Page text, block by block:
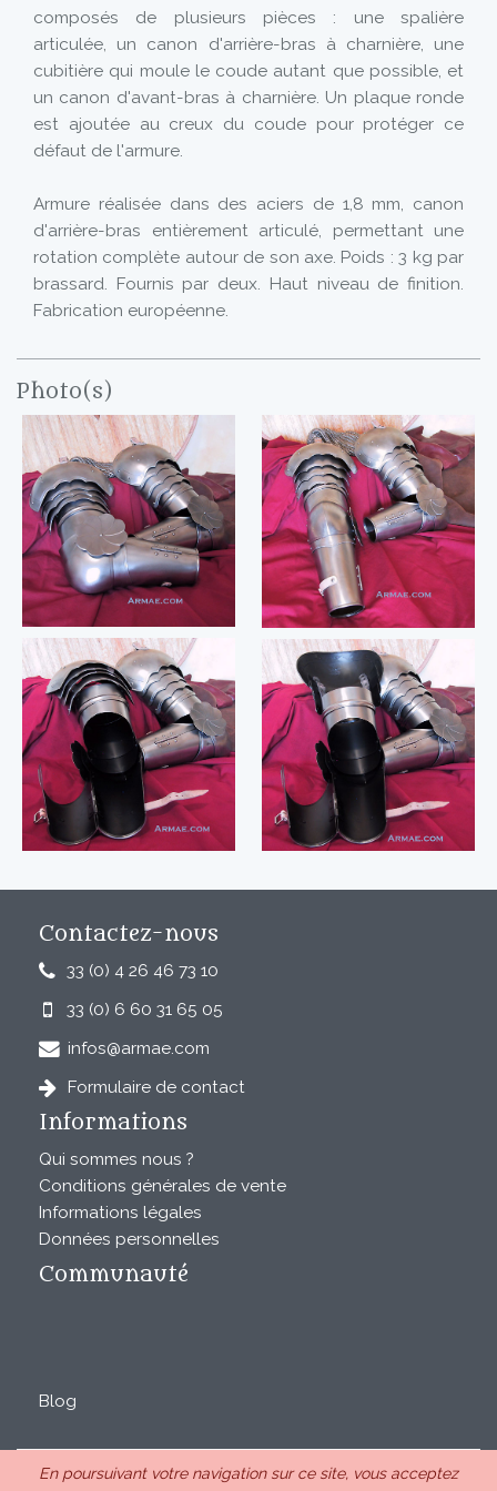
composés de plusieurs pièces : une spalière
articulée, un canon d'arrière-bras à charnière, une
cubitière qui moule le coude autant que possible, et
un canon d'avant-bras à charnière. Un plaque ronde
est ajoutée au creux du coude pour protéger ce
défaut de l'armure.
Armure réalisée dans des aciers de 1,8 mm, canon
d'arrière-bras entièrement articulé, permettant une
rotation complète autour de son axe. Poids : 3 kg par
brassard. Fournis par deux. Haut niveau de finition.
Fabrication européenne.
Photo(s)
Contactez-nous
33 (0) 4 26 46 73 10
33 (0) 6 60 31 65 05
infos@armae.com
Formulaire de contact
Informations
Qui sommes nous ?
Conditions générales de vente
Informations légales
Données personnelles
Communauté
Blog
ARMAE est une SAS au capital de 28850€ inscrite au RCS
En poursuivant votre navigation sur ce site, vous acceptez